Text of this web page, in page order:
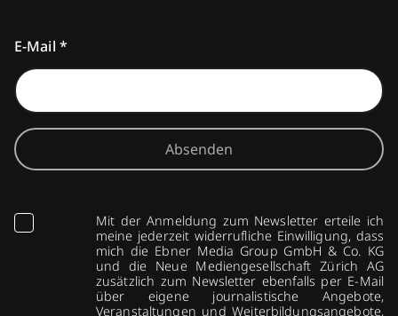
E-Mail *
Absenden
Mit der Anmeldung zum Newsletter erteile ich
meine jederzeit widerrufliche Einwilligung, dass
mich die Ebner Media Group GmbH & Co. KG
und die Neue Mediengesellschaft Zürich AG
zusätzlich zum Newsletter ebenfalls per E-Mail
über eigene journalistische Angebote,
Veranstaltungen und Weiterbildungsangebote,